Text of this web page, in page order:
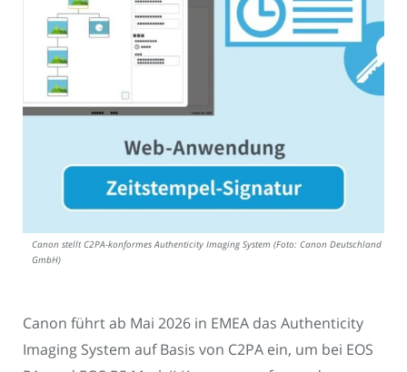
Canon stellt C2PA-konformes Authenticity Imaging System (Foto: Canon Deutschland
GmbH)
Canon führt ab Mai 2026 in EMEA das Authenticity
Imaging System auf Basis von C2PA ein, um bei EOS